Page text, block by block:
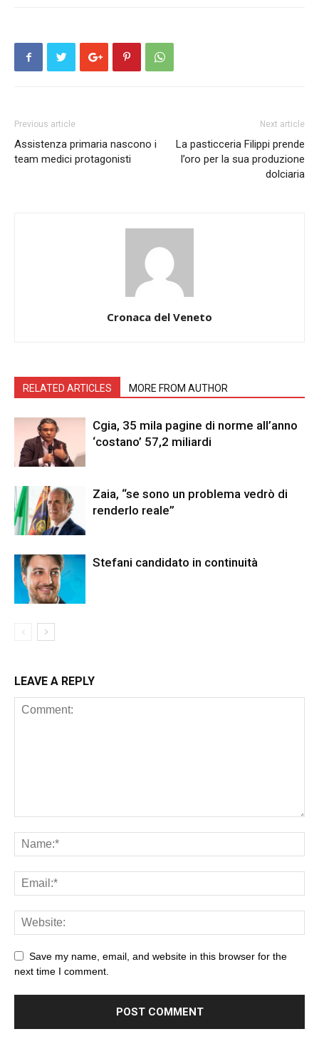
Previous article
Assistenza primaria nascono i
team medici protagonisti
Next article
La pasticceria Filippi prende
l’oro per la sua produzione
dolciaria
Cronaca del Veneto
RELATED ARTICLES MORE FROM AUTHOR
Cgia, 35 mila pagine di norme all’anno
‘costano’ 57,2 miliardi
Zaia, “se sono un problema vedrò di
renderlo reale”
Stefani candidato in continuità
LEAVE A REPLY
Save my name, email, and website in this browser for the
next time I comment.